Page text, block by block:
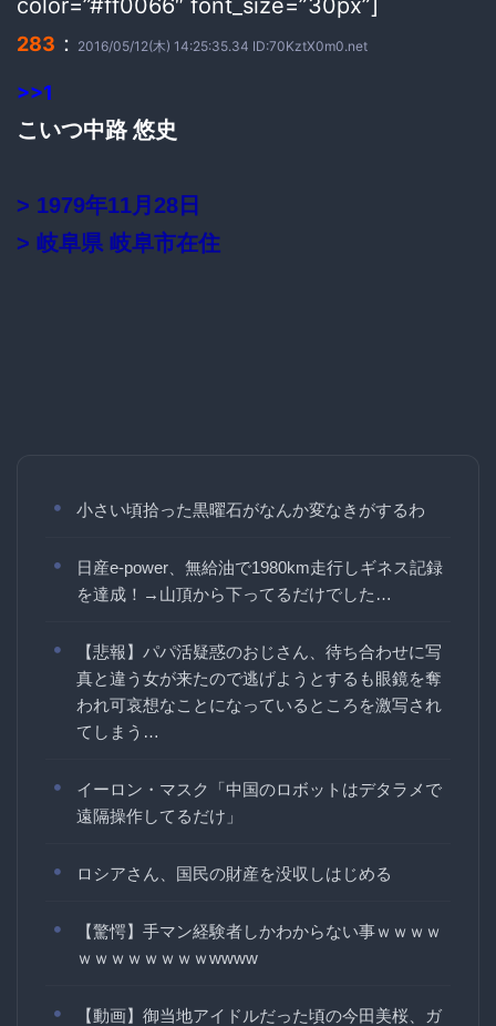
283 ： 2016/05/12(木) 14:25:35.34 ID:70KztX0m0.net
>>1
こいつ中路 悠史
> 1979年11月28日
> 岐阜県 岐阜市在住
小さい頃拾った黒曜石がなんか変なきがするわ
日産e-power、無給油で1980km走行しギネス記録
を達成！→山頂から下ってるだけでした…
【悲報】パパ活疑惑のおじさん、待ち合わせに写
真と違う女が来たので逃げようとするも眼鏡を奪
われ可哀想なことになっているところを激写され
てしまう…
イーロン・マスク「中国のロボットはデタラメで
遠隔操作してるだけ」
ロシアさん、国民の財産を没収しはじめる
【驚愕】手マン経験者しかわからない事ｗｗｗｗ
ｗｗｗｗｗｗｗｗwwww
【動画】御当地アイドルだった頃の今田美桜、ガ